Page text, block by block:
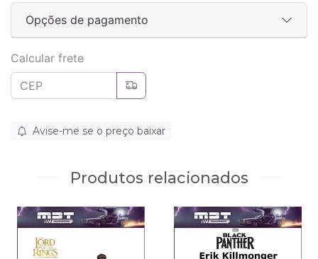
Opções de pagamento
Calcular frete
Avise-me se o preço baixar
Produtos relacionados